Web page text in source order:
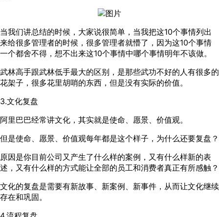
当我们讲总结的时候，大家说很简单，当我把这10个事情列出
来给很多管理者的时候，很多管理者就懵了，因为这10个事情
一个都舍不得，想不出来这10个事情中哪个事情明年不该做。
武林高手跟武林低手最大的区别，是那些武功不好的人有很多的
花架子，很多花里胡哨的东西，但是没有实际的价值。
3.文化复盘
阿里巴巴经常讲文化，其实就是使命、愿景、价值观。
但是使命、愿景、价值观每年都是这个样子，为什么还要复盘？
原因是你目前公司又产生了什么样的案例，又有什么样新的表
述，又有什么样的方式能让全部的员工和消费者真正有所感触？
文化的复盘是需要有新故事、新案例、新事件，从而让文化继续
存在和巩固。